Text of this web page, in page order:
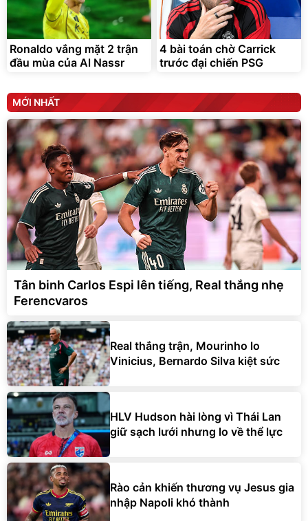
Ronaldo vắng mặt 2 trận
đầu mùa của Al Nassr
4 bài toán chờ Carrick
trước đại chiến PSG
MỚI NHẤT
Tân binh Carlos Espi lên tiếng, Real thắng nhẹ
Ferencvaros
Real thắng trận, Mourinho lo
Vinicius, Bernardo Silva kiệt sức
HLV Hudson hài lòng vì Thái Lan
giữ sạch lưới nhưng lo về thể lực
Rào cản khiến thương vụ Jesus gia
nhập Napoli khó thành